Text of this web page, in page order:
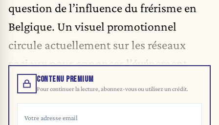
question de l’influence du frérisme en
Belgique. Un visuel promotionnel
circule actuellement sur les réseaux
sociaux pour annoncer l’événement.
CONTENU PREMIUM
Pour continuer la lecture, abonnez-vous ou utilisez un crédit.